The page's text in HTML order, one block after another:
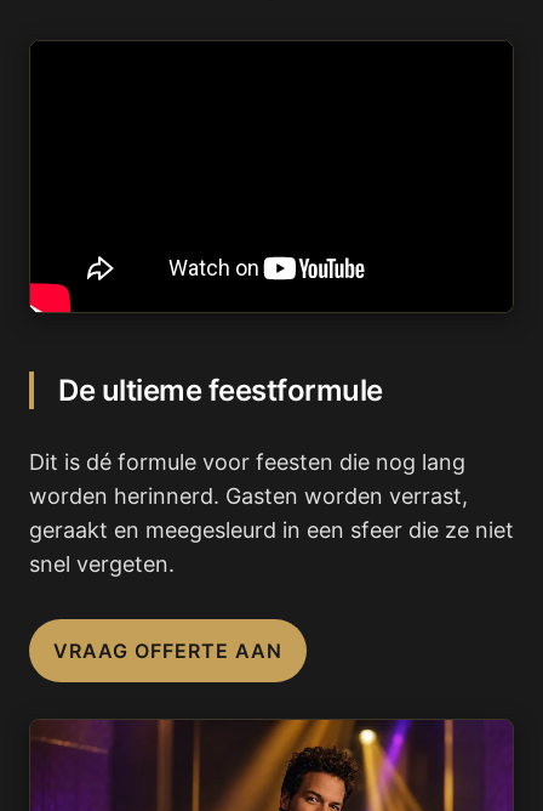
De ultieme feestformule
Dit is dé formule voor feesten die nog lang
worden herinnerd. Gasten worden verrast,
geraakt en meegesleurd in een sfeer die ze niet
snel vergeten.
VRAAG OFFERTE AAN